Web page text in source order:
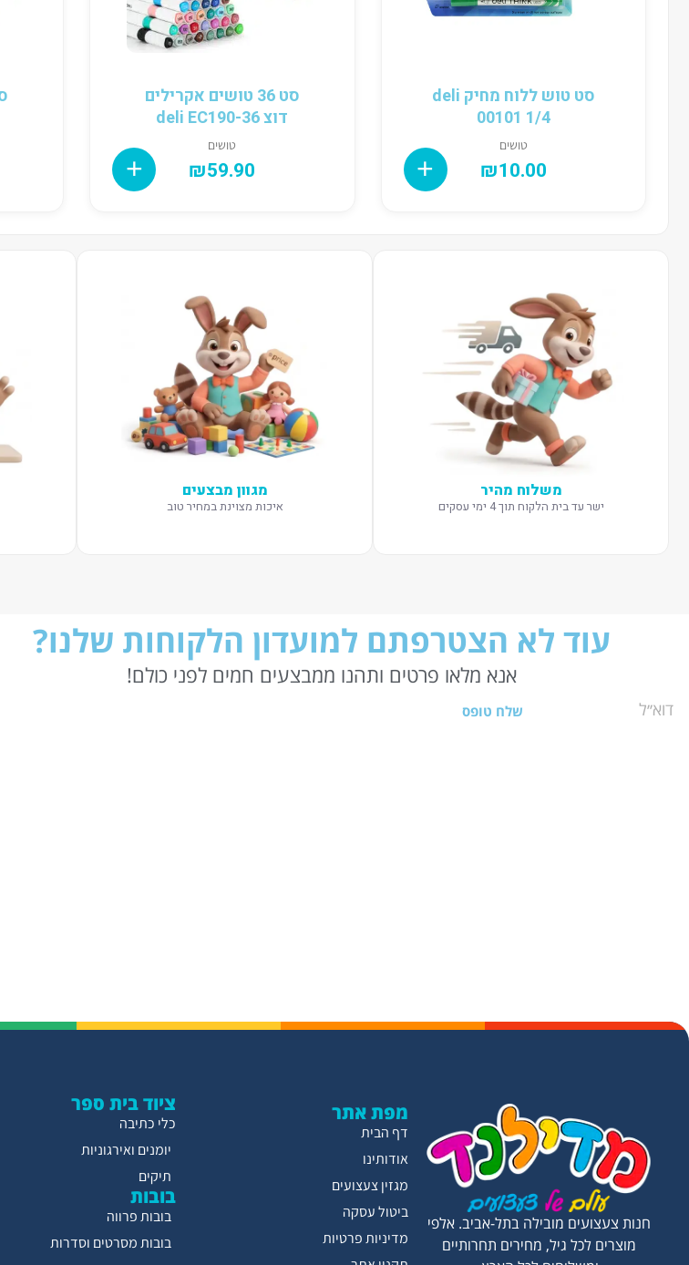
סט טוש ללוח מחיק deli
00101 1/4
טושים
₪10.00
סט 36 טושים אקרילים
דוצ deli EC190-36
טושים
₪59.90
משלוח מהיר
ישר עד בית הלקוח תוך 4 ימי עסקים
מגוון מבצעים
איכות מצוינת במחיר טוב
עוד לא הצטרפתם למועדון הלקוחות שלנו?
אנא מלאו פרטים ותהנו ממבצעים חמים לפני כולם!
שלח טופס
ציוד בית ספר
כלי כתיבה
יומנים ואירגוניות
תיקים
בובות
בובות פרווה
בובות מסרטים וסדרות
מפת אתר
דף הבית
אודותינו
מגזין צעצועים
ביטול עסקה
מדיניות פרטיות
חנות צעצועים מובילה בתל-אביב. אלפי
מוצרים לכל גיל, מחירים תחרותיים